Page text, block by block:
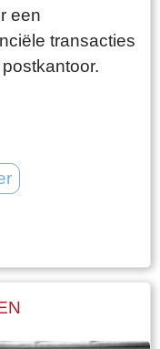
een
transacties